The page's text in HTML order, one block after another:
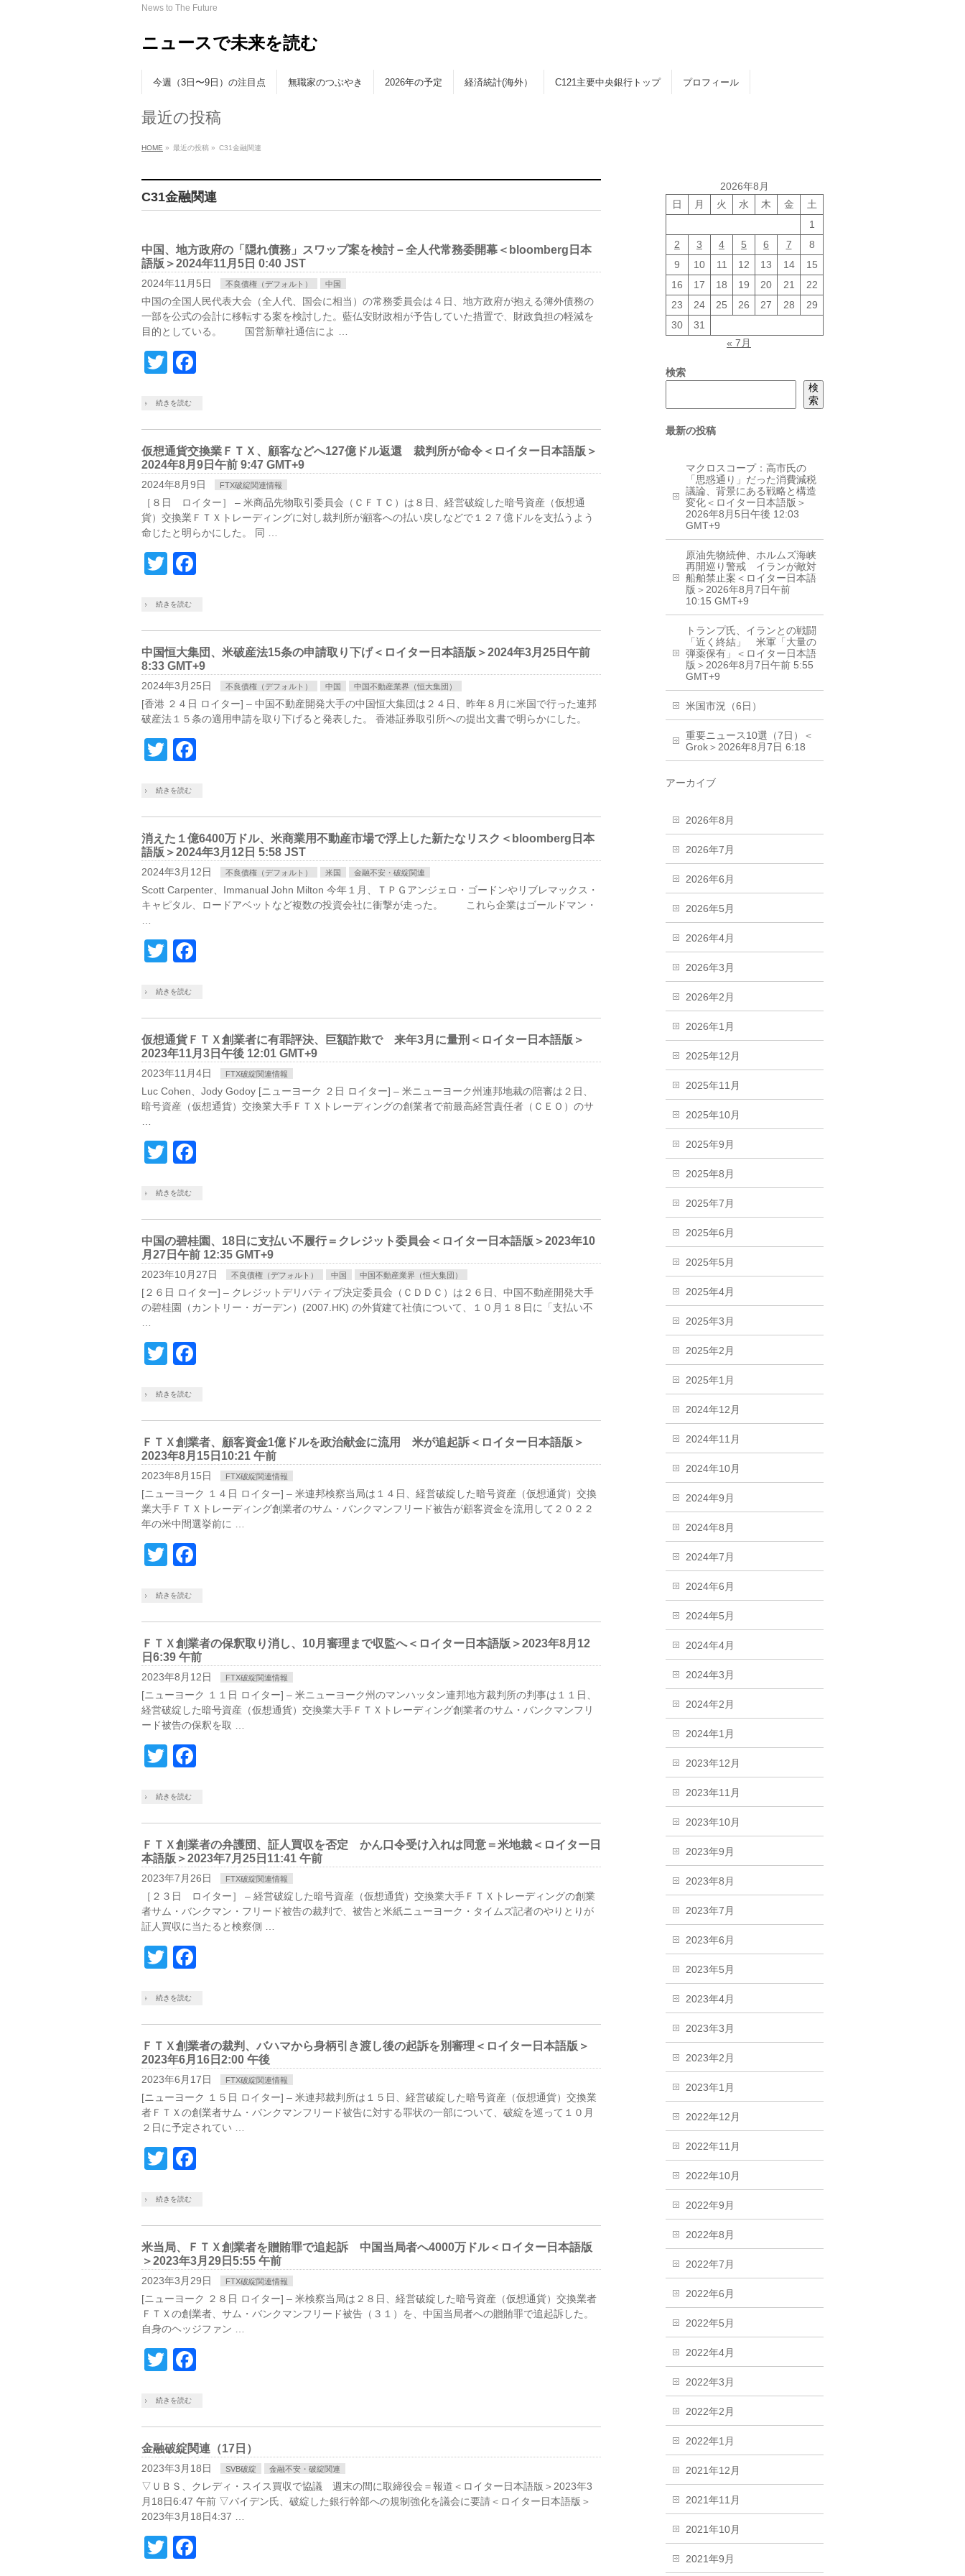
News to The Future
ニュースで未来を読む
今週（3日〜9日）の注目点 無職家のつぶやき 2026年の予定 経済統計(海外） C121主要中央銀行トップ プロフィール
最近の投稿
HOME » 最近の投稿 » C31金融関連
C31金融関連
中国、地方政府の「隠れ債務」スワップ案を検討－全人代常務委開幕＜bloomberg日本
語版＞2024年11月5日 0:40 JST
2024年11月5日 不良債権（デフォルト） 中国
中国の全国人民代表大会（全人代、国会に相当）の常務委員会は４日、地方政府が抱える簿外債務の
一部を公式の会計に移転する案を検討した。藍仏安財政相が予告していた措置で、財政負担の軽減を
目的としている。 国営新華社通信によ …
Twitter
続きを読む
仮想通貨交換業ＦＴＸ、顧客などへ127億ドル返還 裁判所が命令＜ロイター日本語版＞
2024年8月9日午前 9:47 GMT+9
2024年8月9日 FTX破綻関連情報
［８日 ロイター］ – 米商品先物取引委員会（ＣＦＴＣ）は８日、経営破綻した暗号資産（仮想通
貨）交換業ＦＴＸトレーディングに対し裁判所が顧客への払い戻しなどで１２７億ドルを支払うよう
命じたと明らかにした。 同 …
Twitter
続きを読む
中国恒大集団、米破産法15条の申請取り下げ＜ロイター日本語版＞2024年3月25日午前
8:33 GMT+9
2024年3月25日 不良債権（デフォルト） 中国 中国不動産業界（恒大集団）
[香港 ２４日 ロイター] – 中国不動産開発大手の中国恒大集団は２４日、昨年８月に米国で行った連邦
破産法１５条の適用申請を取り下げると発表した。 香港証券取引所への提出文書で明らかにした。
Twitter
続きを読む
消えた１億6400万ドル、米商業用不動産市場で浮上した新たなリスク＜bloomberg日本
語版＞2024年3月12日 5:58 JST
2024年3月12日 不良債権（デフォルト） 米国 金融不安・破綻関連
Scott Carpenter、Immanual John Milton 今年１月、ＴＰＧアンジェロ・ゴードンやリブレマックス・
キャピタル、ロードアベットなど複数の投資会社に衝撃が走った。 これら企業はゴールドマン・
Twitter
続きを読む
仮想通貨ＦＴＸ創業者に有罪評決、巨額詐欺で 来年3月に量刑＜ロイター日本語版＞
2023年11月3日午後 12:01 GMT+9
2023年11月4日 FTX破綻関連情報
Luc Cohen、Jody Godoy [ニューヨーク ２日 ロイター] – 米ニューヨーク州連邦地裁の陪審は２日、
暗号資産（仮想通貨）交換業大手ＦＴＸトレーディングの創業者で前最高経営責任者（ＣＥＯ）のサ
Twitter
続きを読む
中国の碧桂園、18日に支払い不履行＝クレジット委員会＜ロイター日本語版＞2023年10
月27日午前 12:35 GMT+9
2023年10月27日 不良債権（デフォルト） 中国 中国不動産業界（恒大集団）
[２６日 ロイター] – クレジットデリバティブ決定委員会（ＣＤＤＣ）は２６日、中国不動産開発大手
の碧桂園（カントリー・ガーデン）(2007.HK) の外貨建て社債について、１０月１８日に「支払い不
Twitter
続きを読む
ＦＴＸ創業者、顧客資金1億ドルを政治献金に流用 米が追起訴＜ロイター日本語版＞
2023年8月15日10:21 午前
2023年8月15日 FTX破綻関連情報
[ニューヨーク １４日 ロイター] – 米連邦検察当局は１４日、経営破綻した暗号資産（仮想通貨）交換
業大手ＦＴＸトレーディング創業者のサム・バンクマンフリード被告が顧客資金を流用して２０２２
年の米中間選挙前に …
Twitter
続きを読む
ＦＴＸ創業者の保釈取り消し、10月審理まで収監へ＜ロイター日本語版＞2023年8月12
日6:39 午前
2023年8月12日 FTX破綻関連情報
[ニューヨーク １１日 ロイター] – 米ニューヨーク州のマンハッタン連邦地方裁判所の判事は１１日、
経営破綻した暗号資産（仮想通貨）交換業大手ＦＴＸトレーディング創業者のサム・バンクマンフリ
ード被告の保釈を取 …
Twitter
続きを読む
ＦＴＸ創業者の弁護団、証人買収を否定 かん口令受け入れは同意＝米地裁＜ロイター日
本語版＞2023年7月25日11:41 午前
2023年7月26日 FTX破綻関連情報
［２３日 ロイター］ – 経営破綻した暗号資産（仮想通貨）交換業大手ＦＴＸトレーディングの創業
者サム・バンクマン・フリード被告の裁判で、被告と米紙ニューヨーク・タイムズ記者のやりとりが
証人買収に当たると検察側 …
Twitter
続きを読む
ＦＴＸ創業者の裁判、バハマから身柄引き渡し後の起訴を別審理＜ロイター日本語版＞
2023年6月16日2:00 午後
2023年6月17日 FTX破綻関連情報
[ニューヨーク １５日 ロイター] – 米連邦裁判所は１５日、経営破綻した暗号資産（仮想通貨）交換業
者ＦＴＸの創業者サム・バンクマンフリード被告に対する罪状の一部について、破綻を巡って１０月
２日に予定されてい …
Twitter
続きを読む
米当局、ＦＴＸ創業者を贈賄罪で追起訴 中国当局者へ4000万ドル＜ロイター日本語版
＞2023年3月29日5:55 午前
2023年3月29日 FTX破綻関連情報
[ニューヨーク ２８日 ロイター] – 米検察当局は２８日、経営破綻した暗号資産（仮想通貨）交換業者
ＦＴＸの創業者、サム・バンクマンフリード被告（３１）を、中国当局者への贈賄罪で追起訴した。
自身のヘッジファン …
Twitter
続きを読む
金融破綻関連（17日）
2023年3月18日 SVB破綻 金融不安・破綻関連
▽ＵＢＳ、クレディ・スイス買収で協議 週末の間に取締役会＝報道＜ロイター日本語版＞2023年3
月18日6:47 午前 ▽バイデン氏、破綻した銀行幹部への規制強化を議会に要請＜ロイター日本語版＞
2023年3月18日4:37 …
Twitter
2026年8月
日
月 火 水 木 金
土
1
2
3 4 5 6 7
8
9
10 11 12 13 14
15
16
17 18 19 20 21
22
23
24 25 26 27 28
29
30
31
« 7月
検索
検
索
最新の投稿
マクロスコープ：高市氏の
「思惑通り」だった消費減税
議論、背景にある戦略と構造
変化＜ロイター日本語版＞
2026年8月5日午後 12:03
GMT+9
原油先物続伸、ホルムズ海峡
再開巡り警戒 イランが敵対
船舶禁止案＜ロイター日本語
版＞2026年8月7日午前
10:15 GMT+9
トランプ氏、イランとの戦闘
「近く終結」 米軍「大量の
弾薬保有」＜ロイター日本語
版＞2026年8月7日午前 5:55
GMT+9
米国市況（6日）
重要ニュース10選（7日）＜
Grok＞2026年8月7日 6:18
アーカイブ
2026年8月
2026年7月
2026年6月
2026年5月
2026年4月
2026年3月
2026年2月
2026年1月
2025年12月
2025年11月
2025年10月
2025年9月
2025年8月
2025年7月
2025年6月
2025年5月
2025年4月
2025年3月
2025年2月
2025年1月
2024年12月
2024年11月
2024年10月
2024年9月
2024年8月
2024年7月
2024年6月
2024年5月
2024年4月
2024年3月
2024年2月
2024年1月
2023年12月
2023年11月
2023年10月
2023年9月
2023年8月
2023年7月
2023年6月
2023年5月
2023年4月
2023年3月
2023年2月
2023年1月
2022年12月
2022年11月
2022年10月
2022年9月
2022年8月
2022年7月
2022年6月
2022年5月
2022年4月
2022年3月
2022年2月
2022年1月
2021年12月
2021年11月
2021年10月
2021年9月